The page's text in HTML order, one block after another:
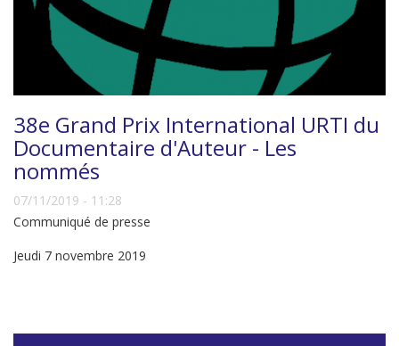
38e Grand Prix International URTI du
Documentaire d'Auteur - Les
nommés
07/11/2019 - 11:28
Communiqué de presse
Jeudi 7 novembre 2019